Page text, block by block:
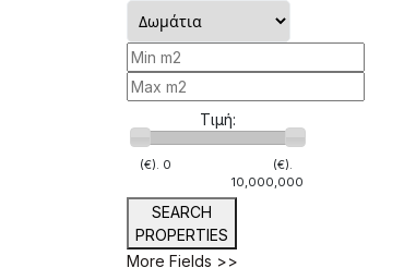
Τιμή:
(€). 0
(€).
10,000,000
SEARCH
PROPERTIES
More Fields >>